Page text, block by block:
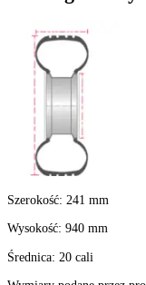
Profil
85 - profil pełny
Średnica felgi
20 cali
Indeks ładowności
107 - 975 kg
Indeks prędkości
A6 do 30 km/h
Liczba płócien:
Typ (TT/TL) :
TT-Dętkowa
Stan: